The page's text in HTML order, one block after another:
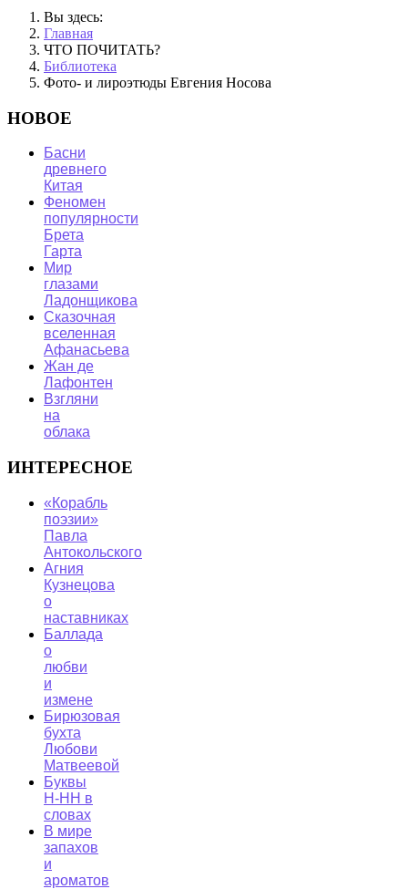
Вы здесь:
Главная
ЧТО ПОЧИТАТЬ?
Библиотека
Фото- и лироэтюды Евгения Носова
НОВОЕ
Басни
древнего
Китая
Феномен
популярности
Брета
Гарта
Мир
глазами
Ладонщикова
Сказочная
вселенная
Афанасьева
Жан де
Лафонтен
Взгляни
на
облака
ИНТЕРЕСНОЕ
«Корабль
поэзии»
Павла
Антокольского
Агния
Кузнецова
о
наставниках
Баллада
о
любви
и
измене
Бирюзовая
бухта
Любови
Матвеевой
Буквы
Н-НН в
словах
В мире
запахов
и
ароматов